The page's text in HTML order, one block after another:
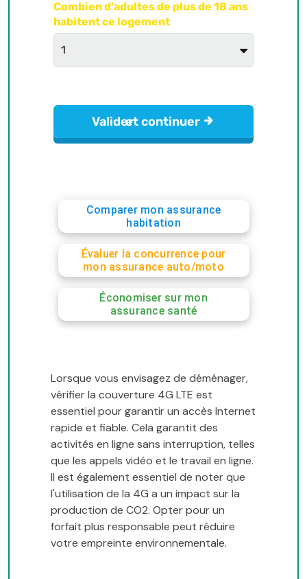
Comparer mon assurance
habitation
Évaluer la concurrence pour
mon assurance auto/moto
Économiser sur mon
assurance santé
Lorsque vous envisagez de déménager,
vérifier la couverture 4G LTE est
essentiel pour garantir un accès Internet
rapide et fiable. Cela garantit des
activités en ligne sans interruption, telles
que les appels vidéo et le travail en ligne.
Il est également essentiel de noter que
l'utilisation de la 4G a un impact sur la
production de CO2. Opter pour un
forfait plus responsable peut réduire
votre empreinte environnementale.